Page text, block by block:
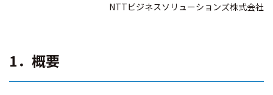
NTTビジネスソリューションズ株式会社
1．概要